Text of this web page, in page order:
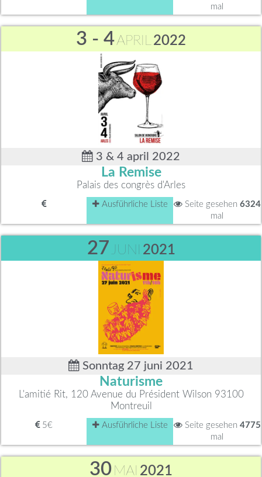
mal
3 - 4APRIL 2022
3 & 4 april 2022
La Remise
Palais des congrès d'Arles
Ausführliche Liste Seite gesehen 6324
mal
27 JUNI 2021
Sonntag 27 juni 2021
Naturisme
L'amitié Rit, 120 Avenue du Président Wilson 93100
Montreuil
5€ Ausführliche Liste Seite gesehen 4775
mal
30 MAI 2021